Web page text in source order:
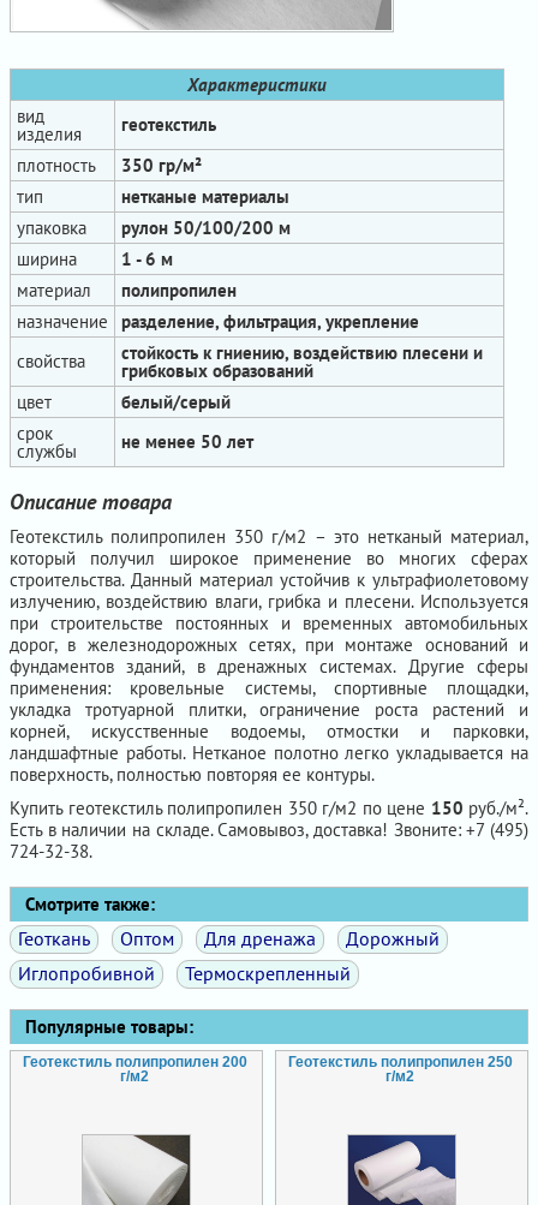
Характеристики
вид
изделия
геотекстиль
плотность
350 гр/м²
тип
нетканые материалы
упаковка
рулон 50/100/200 м
ширина
1 - 6 м
материал
полипропилен
назначение
разделение, фильтрация, укрепление
свойства
стойкость к гниению, воздействию плесени и
грибковых образований
цвет
белый/серый
срок
службы не менее 50 лет
Описание товара
Геотекстиль полипропилен 350 г/м2 – это нетканый материал,
который получил широкое применение во многих сферах
строительства. Данный материал устойчив к ультрафиолетовому
излучению, воздействию влаги, грибка и плесени. Используется
при строительстве постоянных и временных автомобильных
дорог, в железнодорожных сетях, при монтаже оснований и
фундаментов зданий, в дренажных системах. Другие сферы
применения: кровельные системы, спортивные площадки,
укладка тротуарной плитки, ограничение роста растений и
корней, искусственные водоемы, отмостки и парковки,
ландшафтные работы. Нетканое полотно легко укладывается на
поверхность, полностью повторяя ее контуры.
Купить геотекстиль полипропилен 350 г/м2 по цене 150 руб./м².
Есть в наличии на складе. Самовывоз, доставка! Звоните: +7 (495)
724-32-38.
Смотрите также:
Геоткань Оптом Для дренажа
Дорожный
Иглопробивной
Термоскрепленный
Популярные товары:
Геотекстиль полипропилен 200
г/м2
Геотекстиль полипропилен 250
г/м2